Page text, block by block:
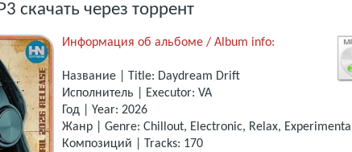
скачать через торрент
Информация об альбоме / Album info:
Название | Title: Daydream Drift
Исполнитель | Executor: VA
Год | Year: 2026
Жанр | Genre: Chillout, Electronic, Relax, Experimental
Композиций | Tracks: 170